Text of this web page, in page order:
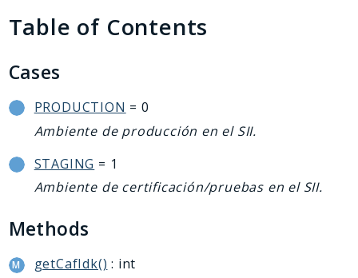
Files
Table of Contents
Cases
PRODUCTION = 0
Ambiente de producción en el SII.
STAGING = 1
Ambiente de certificación/pruebas en el SII.
Methods
getCafIdk() : int